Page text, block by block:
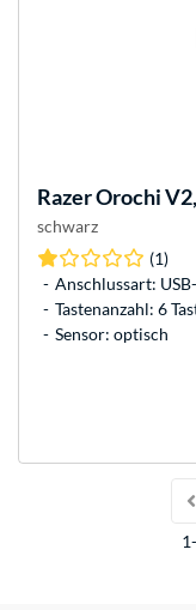
RazerOrochi
schwarz
(1)
Anschlussart:
Tastenanzahl: 6
Sensor: optisch